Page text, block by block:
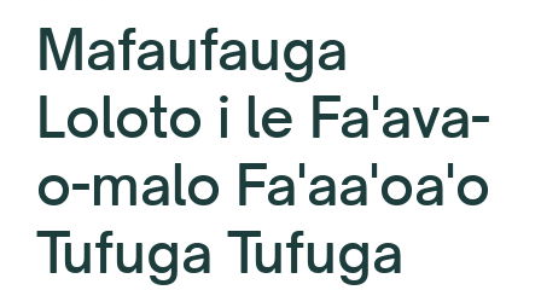
Mafaufauga
Loloto i le Fa'ava-
o-malo Fa'aa'oa'o
Tufuga Tufuga